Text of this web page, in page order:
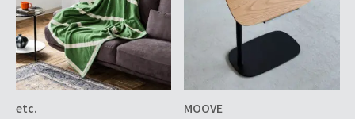
etc.
MOOVE